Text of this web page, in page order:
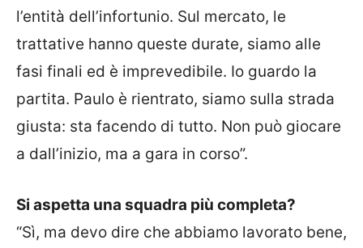
l’entità dell’infortunio. Sul mercato, le
trattative hanno queste durate, siamo alle
fasi finali ed è imprevedibile. Io guardo la
partita. Paulo è rientrato, siamo sulla strada
giusta: sta facendo di tutto. Non può giocare
a dall’inizio, ma a gara in corso”.
Si aspetta una squadra più completa?
“Sì, ma devo dire che abbiamo lavorato bene,